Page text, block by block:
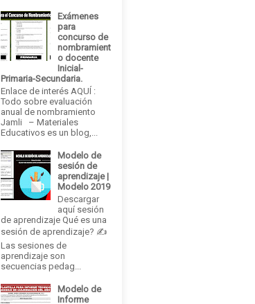
Exámenes
para
concurso de
nombramient
o docente
Inicial-
Primaria-Secundaria.
Enlace de interés AQUÍ :
Todo sobre evaluación
anual de nombramiento
Jamli – Materiales
Educativos es un blog,...
Modelo de
sesión de
aprendizaje |
Modelo 2019
Descargar
aquí sesión
de aprendizaje Qué es una
sesión de aprendizaje? ✍
Las sesiones de
aprendizaje son
secuencias pedag...
Modelo de
Informe